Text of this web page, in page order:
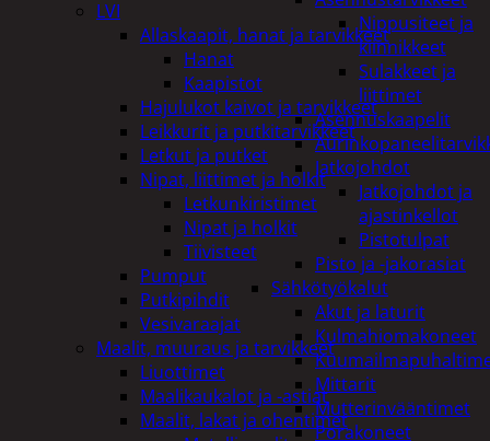
Nippusiteet ja
kiinnikkeet
Sulakkeet ja
liittimet
Asennuskaapelit
Jatkojohdot
Jatkojohdot ja
ajastinkellot
Pistotulpat
Pisto ja -jakorasiat
Sähkötyökalut
Akut ja laturit
Kulmahiomakoneet
Mittarit
Mutterinvääntimet
Porakoneet
LVI
Allaskaapit, hanat ja tarvikkeet
Hanat
Kaapistot
Hajulukot kaivot ja tarvikkeet
Leikkurit ja putkitarvikkeet
Letkut ja putket
Nipat, liittimet ja holkit
Letkunkiristimet
Nipat ja holkit
Tiivisteet
Pumput
Putkipihdit
Vesivaraajat
Maalit, muuraus ja tarvikkeet
Liuottimet
Maalikaukalot ja -astiat
Maalit, lakat ja ohentimet